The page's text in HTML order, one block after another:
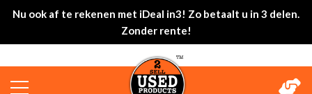
Nu ook af te rekenen met iDeal in3! Zo betaalt u in 3 delen.
Zonder rente!